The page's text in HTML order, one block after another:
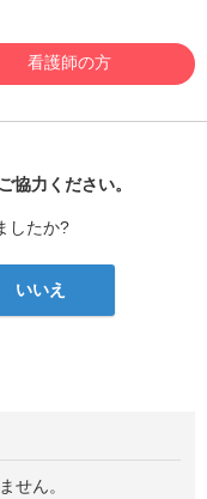
看護師の方
協力ください。
したか?
いいえ
せん。